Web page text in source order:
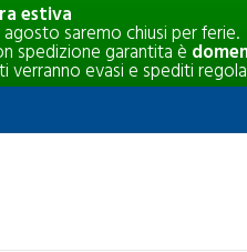
estiva
saremo chiusi per ferie.
spedizione garantita è
verranno evasi e spediti